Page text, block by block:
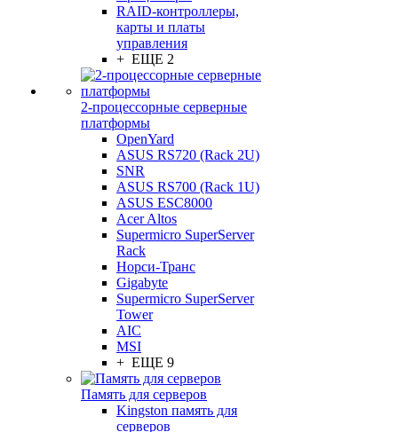
RAID-контроллеры,
карты и платы
управления
+ ЕЩЕ 2
2-процессорные серверные
платформы
OpenYard
ASUS RS720 (Rack 2U)
SNR
ASUS RS700 (Rack 1U)
ASUS ESC8000
Acer Altos
Supermicro SuperServer
Rack
Норси-Транс
Gigabyte
Supermicro SuperServer
Tower
AIC
MSI
+ ЕЩЕ 9
Память для серверов
Kingston память для
серверов